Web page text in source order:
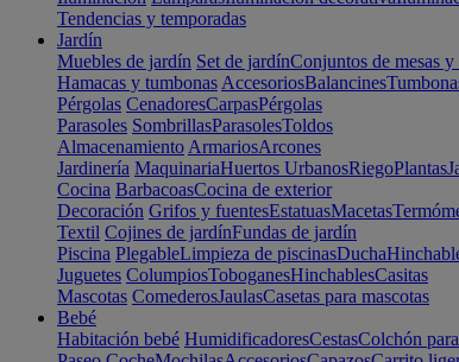
Tendencias y temporadas
Jardín
Muebles de jardín Set de jardínConjuntos de mesas
Hamacas y tumbonas AccesoriosBalancines
Pérgolas CenadoresCarpasPérgolas
Parasoles SombrillasParasolesToldos
Almacenamiento ArmariosArcones
Jardinería MaquinariaHuertos UrbanosRiegoPlantas
Cocina BarbacoasCocina de exterior
Decoración Grifos y fuentesEstatuasMacetas
Textil Cojines de jardínFundas de jardín
Piscina PlegableLimpieza de piscinasDucha
Juguetes ColumpiosToboganesHinchablesCasitas
Mascotas ComederosJaulasCasetas para mascotas
Bebé
Habitación bebé HumidificadoresCestasColchón